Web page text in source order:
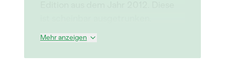
Mehr anzeigen